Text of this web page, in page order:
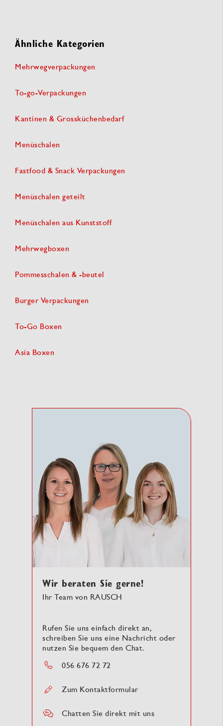
Ähnliche Kategorien
Mehrwegverpackungen
To-go-Verpackungen
Kantinen & Grossküchenbedarf
Menüschalen
Fastfood & Snack Verpackungen
Menüschalen geteilt
Menüschalen aus Kunststoff
Mehrwegboxen
Pommesschalen & -beutel
Burger Verpackungen
To-Go Boxen
Asia Boxen
Wir beraten Sie gerne!
Ihr Team von RAUSCH
Rufen Sie uns einfach direkt an,
schreiben Sie uns eine Nachricht oder
nutzen Sie bequem den Chat.
056 676 72 72
Zum Kontaktformular
Chatten Sie direkt mit uns